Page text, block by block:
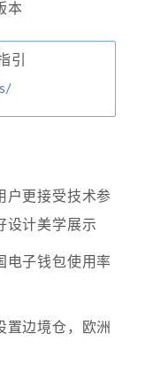
本
引
户更接受技术参
设计美学展示
电子钱包使用率
置边境仓，欧洲